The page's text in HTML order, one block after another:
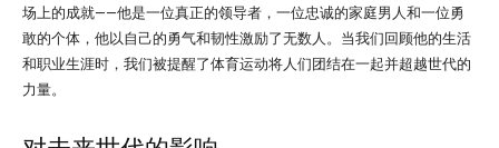
场上的成就——他是一位真正的领导者，一位忠诚的家庭男人和一位勇
敢的个体，他以自己的勇气和韧性激励了无数人。当我们回顾他的生活
和职业生涯时，我们被提醒了体育运动将人们团结在一起并超越世代的
力量。